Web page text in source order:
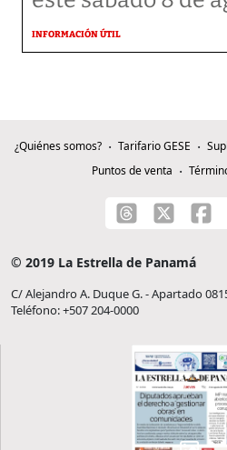
INFORMACIÓN ÚTIL
¿Quiénes somos? Tarifario GESE
Puntos de venta
© 2019 La Estrella de Panamá
C/ Alejandro A. Duque G. - Apartado
Teléfono: +507 204-0000